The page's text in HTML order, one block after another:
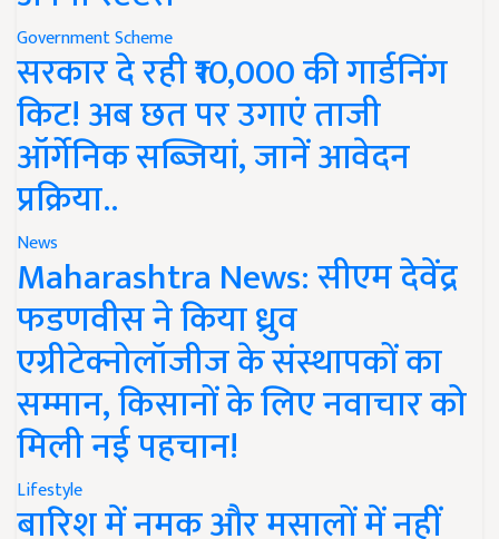
Government Scheme
सरकार दे रही ₹10,000 की गार्डनिंग
किट! अब छत पर उगाएं ताजी
ऑर्गेनिक सब्जियां, जानें आवेदन
प्रक्रिया..
News
Maharashtra News: सीएम देवेंद्र
फडणवीस ने किया ध्रुव
एग्रीटेक्नोलॉजीज के संस्थापकों का
सम्मान, किसानों के लिए नवाचार को
मिली नई पहचान!
Lifestyle
बारिश में नमक और मसालों में नहीं